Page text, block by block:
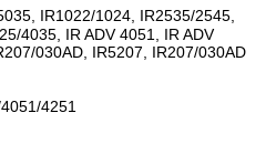
IR1022/1024, IR2535/2545,
4035, IR ADV 4051, IR ADV
030AD, IR5207, IR207/030AD
4251